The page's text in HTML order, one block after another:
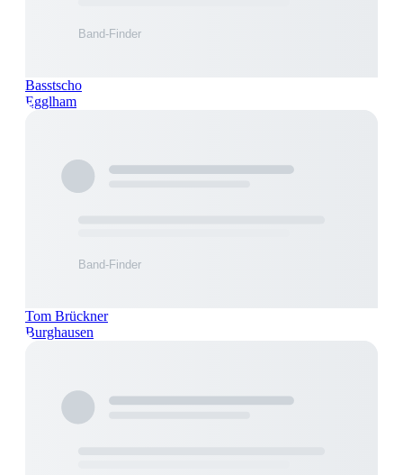
Basstscho
Egglham
Tom Brückner
Burghausen